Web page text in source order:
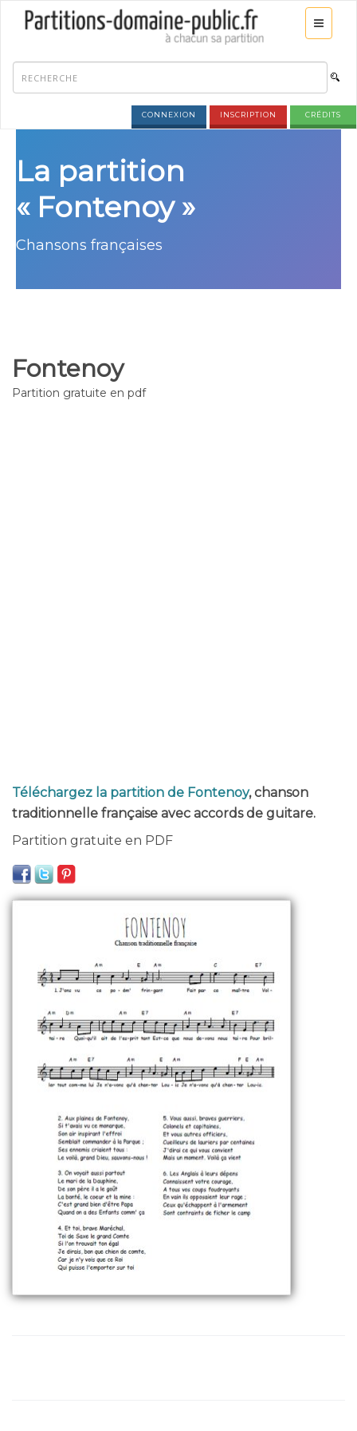
CONNEXION INSCRIPTION CRÉDITS
La partition
« Fontenoy »
Chansons françaises
Fontenoy
Partition gratuite en pdf
Téléchargez la partition de Fontenoy, chanson
traditionnelle française avec accords de guitare.
Partition gratuite en PDF